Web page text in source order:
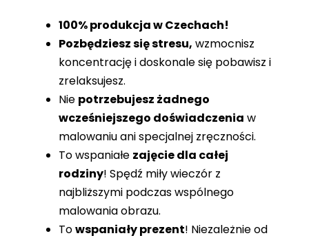
100% produkcja w Czechach!
Pozbędziesz się stresu, wzmocnisz
koncentrację i doskonale się pobawisz i
zrelaksujesz.
Nie potrzebujesz żadnego
wcześniejszego doświadczenia w
malowaniu ani specjalnej zręczności.
To wspaniałe zajęcie dla całej
rodziny! Spędź miły wieczór z
najbliższymi podczas wspólnego
malowania obrazu.
Towspaniały prezent! Niezależnie od